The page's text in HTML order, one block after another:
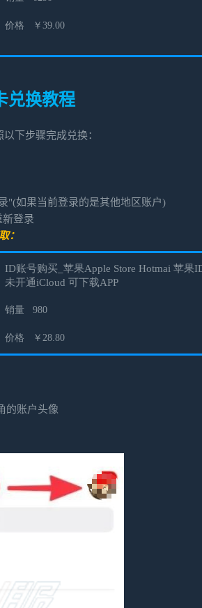
兑换教程
下步骤完成兑换：
"(如果当前登录的是其他地区账户)
登录
：
的账户头像